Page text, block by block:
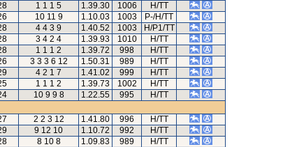
1 1 1 5 1.39.30 1006
H/TT
10 11 9 1.10.03 1003
P-/H/TT
4 4 3 9 1.40.52 1003
H/P1/TT
3 4 2 4 1.39.93 1010
H/TT
1 1 1 2 1.39.72 998
H/TT
3 3 3 6 12 1.50.31 989
H/TT
4 2 1 7 1.41.02 999
H/TT
1 1 1 2 1.39.73 1002
H/TT
10 9 9 8 1.22.55 995
H/TT
2 2 3 12 1.41.80 996
H/TT
9 12 10 1.10.72 992
H/TT
8 10 8 1.09.83 989
H/TT